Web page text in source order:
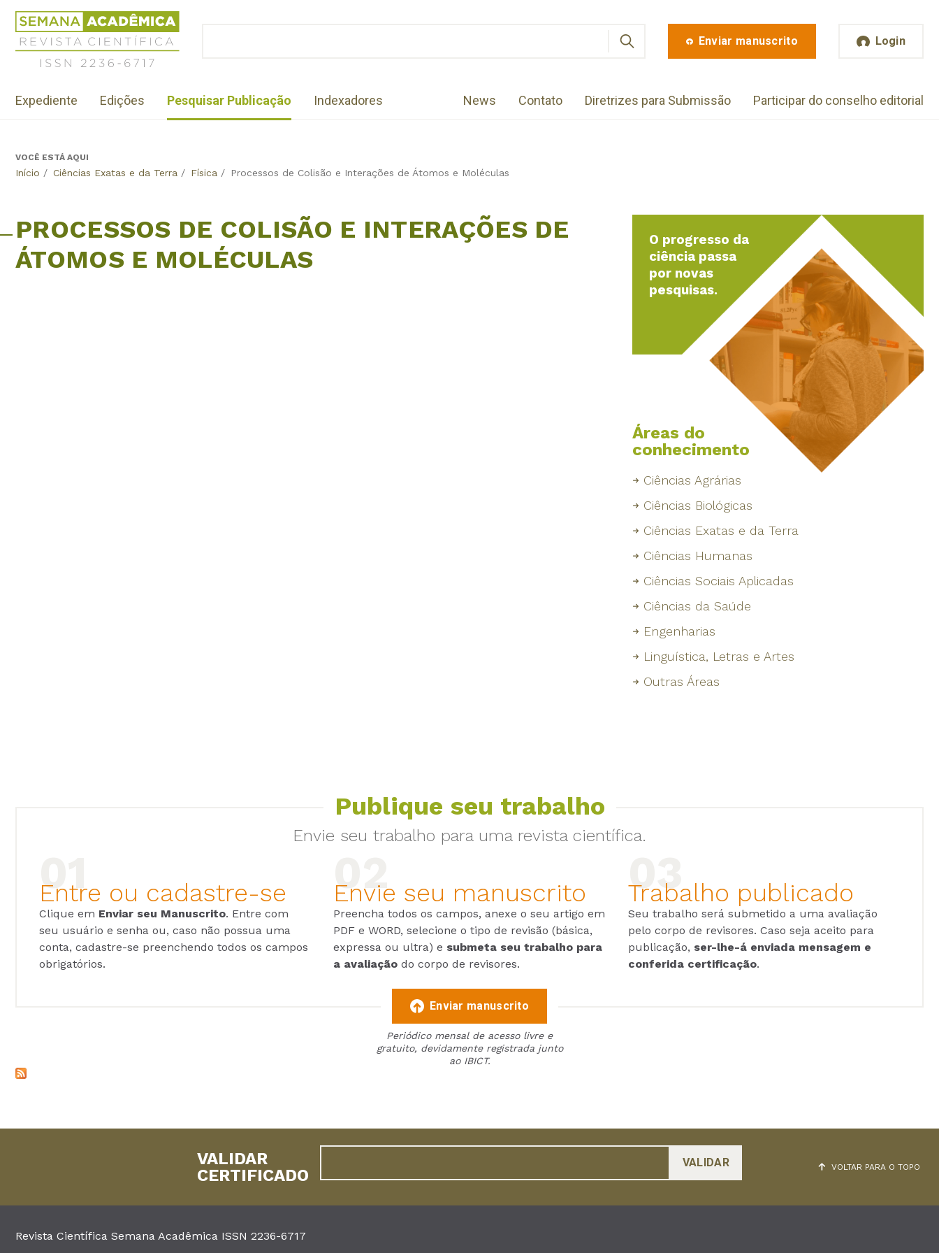
Jump
navigation
Revista
Científica
Semana
Acadêmica
2236-
Enviar manuscrito Login
Menu
institutional
Expediente Edições Pesquisar Publicação Indexadores News Contato Diretrizes para Submissão Participar do conselho editorial
BackVOCÊ ESTÁ AQUI
Início / Ciências Exatas e da Terra / Física / Processos de Colisão e Interações de Átomos e Moléculas
PROCESSOS DE COLISÃO E INTERAÇÕES DE
ÁTOMOS E MOLÉCULAS
O progresso da
ciência passa
por novas
pesquisas.
Áreas do
conhecimento
Ciências Agrárias
Ciências Biológicas
Ciências Exatas e da Terra
Ciências Humanas
Ciências Sociais Aplicadas
Ciências da Saúde
Engenharias
Linguística, Letras e Artes
Outras Áreas
Publique seu trabalho
Envie seu trabalho para uma revista científica.
Entre ou cadastre-se
Clique em Enviar seu Manuscrito. Entre com
seu usuário e senha ou, caso não possua uma
conta, cadastre-se preenchendo todos os campos
obrigatórios.
Envie seu manuscrito
Preencha todos os campos, anexe o seu artigo em
PDF e WORD, selecione o tipo de revisão (básica,
expressa ou ultra) e submeta seu trabalho para
a avaliação do corpo de revisores.
Trabalho publicado
Seu trabalho será submetido a uma avaliação
pelo corpo de revisores. Caso seja aceito para
publicação, ser-lhe-á enviada mensagem e
conferida certificação.
Enviar manuscrito
Periódico mensal de acesso livre e
gratuito, devidamente registrada junto
ao IBICT.
VOLTAR PARA O TOPO
VALIDAR
CERTIFICADO
Revista Científica Semana Acadêmica ISSN 2236-6717